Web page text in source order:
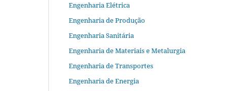
Engenharia Elétrica
Engenharia de Produção
Engenharia Sanitária
Engenharia de Materiais e Metalurgia
Engenharia de Transportes
Engenharia de Energia